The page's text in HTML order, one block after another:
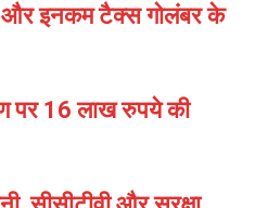
और इनकम टैक्स गोलंबर के
पर 16 लाख रुपये की